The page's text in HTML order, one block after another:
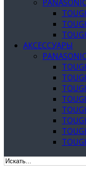
PANASONIC
АКСЕССУАРЫ
PANASONIC